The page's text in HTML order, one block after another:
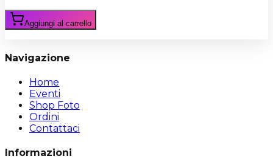
Aggiungi al carrello
Navigazione
Home
Eventi
Shop Foto
Ordini
Contattaci
Informazioni